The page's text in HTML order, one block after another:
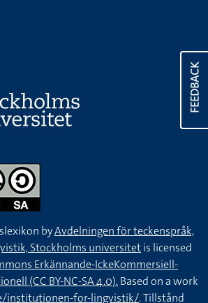
FEEDBACK
byAvdelningen för teckenspråk,
Stockholms universitetis licensed
Erkännande-IckeKommersiell-
(CC BY-NC-SA 4.0).Based on a work
institutionen-for-lingvistik/. Tillstånd